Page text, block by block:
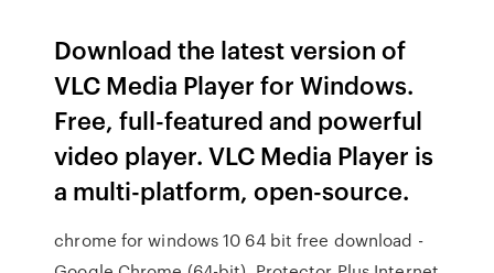
Download the latest version of
VLC Media Player for Windows.
Free, full-featured and powerful
video player. VLC Media Player is
a multi-platform, open-source.
chrome for windows 10 64 bit free download -